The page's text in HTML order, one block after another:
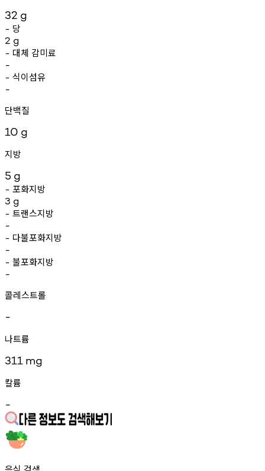
32 g
- 당
2 g
- 대체 감미료
-
- 식이섬유
-
단백질
10 g
지방
5 g
- 포화지방
3 g
- 트랜스지방
-
- 다불포화지방
-
- 불포화지방
-
콜레스트롤
-
나트륨
311 mg
칼륨
-